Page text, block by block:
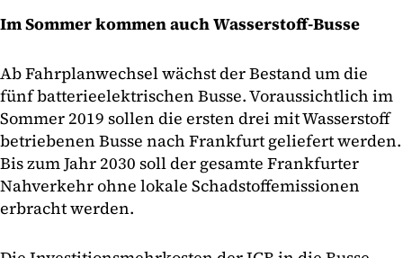
Im Sommer kommen auch Wasserstoff-Busse
Ab Fahrplanwechsel wächst der Bestand um die
fünf batterieelektrischen Busse. Voraussichtlich im
Sommer 2019 sollen die ersten drei mit Wasserstoff
betriebenen Busse nach Frankfurt geliefert werden.
Bis zum Jahr 2030 soll der gesamte Frankfurter
Nahverkehr ohne lokale Schadstoffemissionen
erbracht werden.